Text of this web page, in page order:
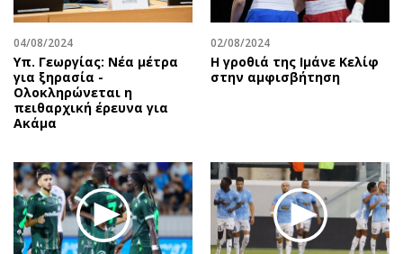
04/08/2024
Υπ. Γεωργίας: Νέα μέτρα
για ξηρασία -
Ολοκληρώνεται η
πειθαρχική έρευνα για
Ακάμα
02/08/2024
Η γροθιά της Ιμάνε Κελίφ
στην αμφισβήτηση